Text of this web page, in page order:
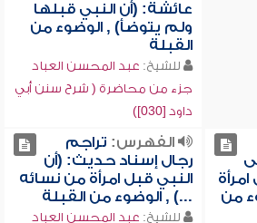
عائشة: (أن النبي قبلها
ولم يتوضأ) , الوضوء من
القبلة
للشيخ: عبد المحسن العباد
جزء من محاضرة ( شرح سنن أبي
داود [030])
من
الفهرس: تراجم
رجال إسناد حديث: (أن
النبي قبل امرأة من نسائه
...) , الوضوء من القبلة
للشيخ: عبد المحسن العباد